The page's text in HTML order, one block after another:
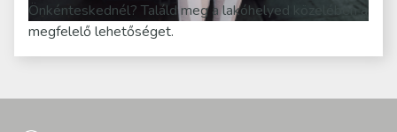
Önkénteskednél? Találd meg a lakóhelyed közelében a
megfelelő lehetőséget.